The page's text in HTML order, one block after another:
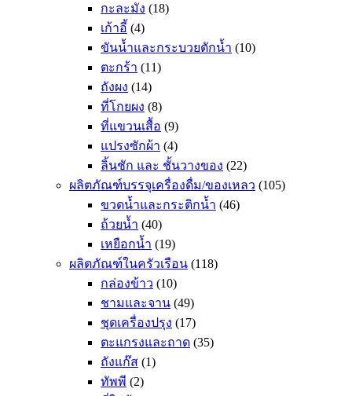
กะละมัง (18)
เก้าอี้ (4)
ขันน้ำและกระบวยตักน้ำ (10)
ตะกร้า (11)
ถังผง (14)
ที่โกยผง (8)
ที่แขวนเสื้อ (9)
แปรงซักผ้า (4)
ลิ้นชัก และ ชั้นวางของ (22)
ผลิตภัณฑ์บรรจุเครื่องดื่ม/ของเหลว (105)
ขวดน้ำและกระติกน้ำ (46)
ถ้วยน้ำ (40)
เหยือกน้ำ (19)
ผลิตภัณฑ์ในครัวเรือน (118)
กล่องข้าว (10)
ชามและจาน (49)
ชุดเครื่องปรุง (17)
ตะแกรงและถาด (35)
ถังแก๊ส (1)
ทัพพี (2)